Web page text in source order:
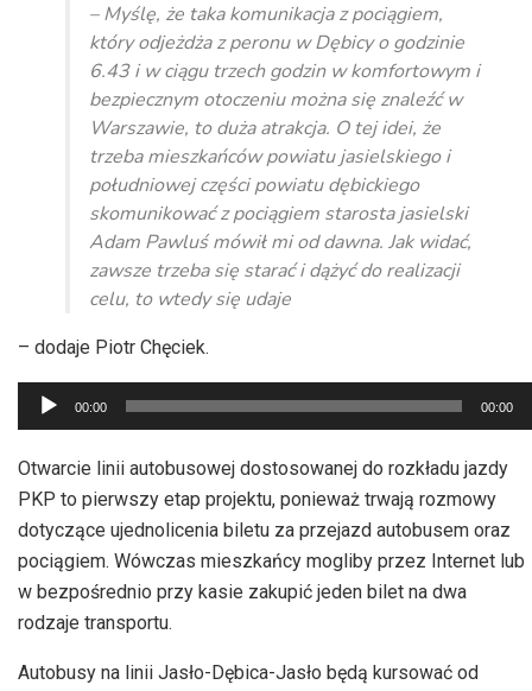
– Myślę, że taka komunikacja z pociągiem,
który odjeżdża z peronu w Dębicy o godzinie
6.43 i w ciągu trzech godzin w komfortowym i
bezpiecznym otoczeniu można się znaleźć w
Warszawie, to duża atrakcja. O tej idei, że
trzeba mieszkańców powiatu jasielskiego i
południowej części powiatu dębickiego
skomunikować z pociągiem starosta jasielski
Adam Pawluś mówił mi od dawna. Jak widać,
zawsze trzeba się starać i dążyć do realizacji
celu, to wtedy się udaje
– dodaje Piotr Chęciek.
Odtwarzacz
plików
dźwiękowych
00:00 00:00
Otwarcie linii autobusowej dostosowanej do rozkładu jazdy
PKP to pierwszy etap projektu, ponieważ trwają rozmowy
dotyczące ujednolicenia biletu za przejazd autobusem oraz
pociągiem. Wówczas mieszkańcy mogliby przez Internet lub
w bezpośrednio przy kasie zakupić jeden bilet na dwa
rodzaje transportu.
Autobusy na linii Jasło-Dębica-Jasło będą kursować od